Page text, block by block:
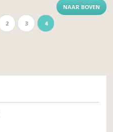
NAAR BOVEN
2 3 4